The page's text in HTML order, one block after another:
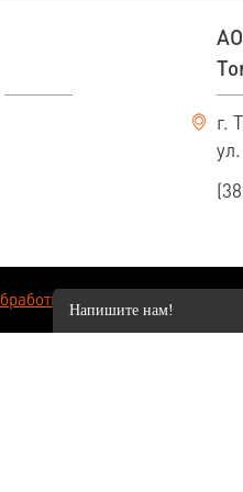
г.
с постоянно идущим на предприятии
уведомления. По всем интересующим
персональных данных
Напишите нам!